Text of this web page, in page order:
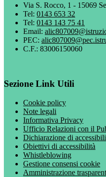
Via S. Rocco, 1 - 15069
Tel: 0143 653 32
Tel: 0143 143 75 41
Email:
PEC:
C.F.: 83006150060
Sezione Link Utili
Cookie policy
Note legali
Informativa Privacy
Ufficio Relazioni con il
Dichiarazione di
Obiettivi di accessibilità
Whistleblowing
Gestione consensi cookie
Amministrazione